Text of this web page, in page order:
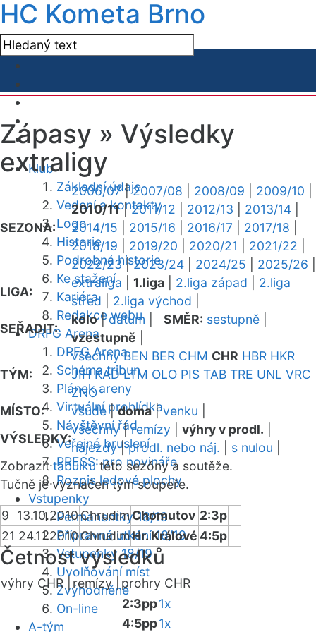
HC Kometa Brno
Klub
Základní údaje
Vedení a kontakty
Logo
Historie
Podrobná historie
Ke stažení
Kariéra
Redakce webu
DRFG Arena
DRFG Arena
Schéma tribun
Plánek areny
Virtuální prohlídka
Návštěvní řád
Veřejné bruslení
PRESS: pro novináře
Rozpis ledové plochy
Vstupenky
Permanentky 18/19
Přípravná utkání 18/19
Vstupenky 18/19
Uvolňování míst
Zvýhodněné
On-line
A-tým
Zápasy » Výsledky
extraligy
SEZONA:
2006/07|2007/08 2008/09 2009/10
2010/11|2011/12 2012/13 2013/14
2014/15
2015/16 2016/17 2017/18
2018/19
2019/20 2020/21 2021/22
2022/23|2023/24 2024/25 2025/26
LIGA:
extraliga 1.liga 2.liga západ
2.liga
střed
2.liga východ
SEŘADIT:
kolo|datum SMĚR: sestupně
vzestupně
TÝM:
všechny BEN BER CHM CHR HBR HKR
JIH KAD LTM OLO PIS TAB TRE UNL VRC
ZNO
MÍSTO:
všude|doma|venku
VÝSLEDKY:
všechny|remízy výhry v prodl.
nájezdy|prodl. nebo náj. s nulou
Zobrazittabulkutéto sezóny a soutěže.
Tučně je vyznačen tým soupeře.
9 13.10.2010ChrudimChomutov 2:3p
21 24.11.2010ChrudimHr. Králové4:5p
Četnost výsledků
výhry CHR | remízy | prohry CHR
2:3pp1x
4:5pp1x